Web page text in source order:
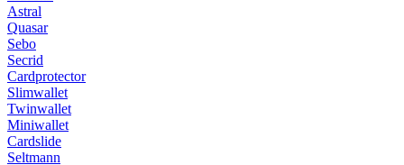
Astral
Quasar
Sebo
Secrid
Cardprotector
Slimwallet
Twinwallet
Miniwallet
Cardslide
Seltmann